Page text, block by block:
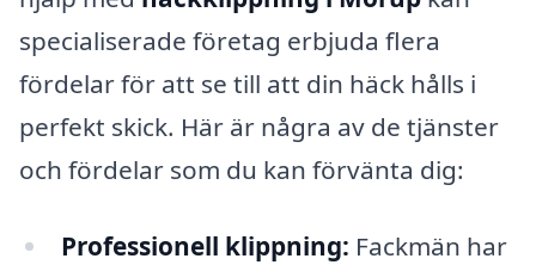
specialiserade företag erbjuda flera
fördelar för att se till att din häck hålls i
perfekt skick. Här är några av de tjänster
och fördelar som du kan förvänta dig:
Professionell klippning: Fackmän har